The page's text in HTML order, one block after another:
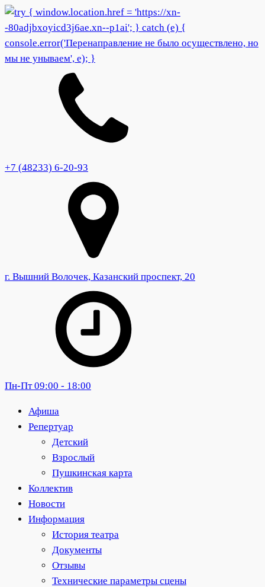
+7 (48233) 6-20-93
г. Вышний Волочек, Казанский проспект, 20
Пн-Пт 09:00 - 18:00
Афиша
Репертуар
Детский
Взрослый
Пушкинская карта
Коллектив
Новости
Информация
История театра
Документы
Отзывы
Технические параметры сцены